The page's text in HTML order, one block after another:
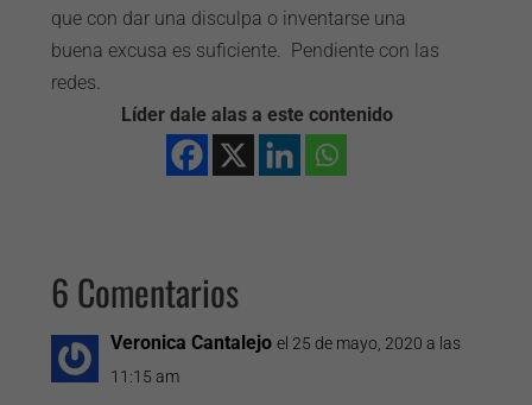
que con dar una disculpa o inventarse una
buena excusa es suficiente. Pendiente con las
redes.
Líder dale alas a este contenido
6 Comentarios
Veronica Cantalejo el 25 de mayo, 2020 a las
11:15 am